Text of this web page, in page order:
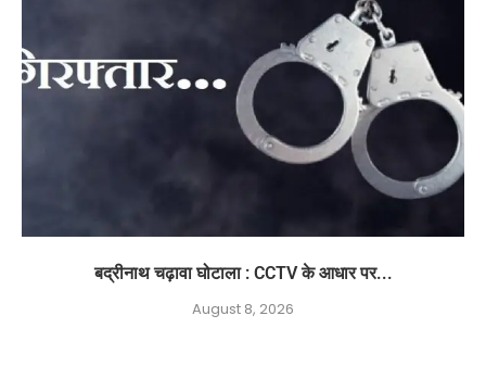
बद्रीनाथ चढ़ावा घोटाला : CCTV के आधार पर...
August 8, 2026